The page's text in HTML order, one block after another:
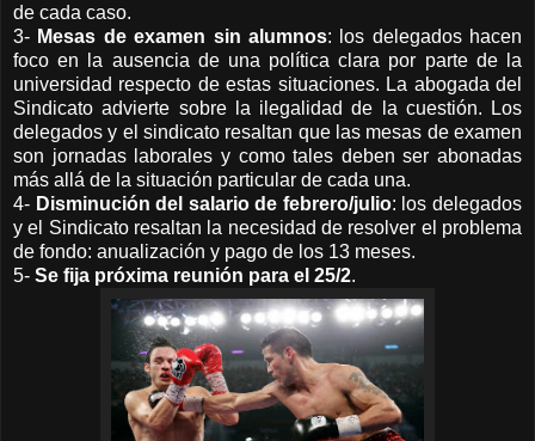
de cada caso.
3- Mesas de examen sin alumnos: los delegados hacen
foco en la ausencia de una política clara por parte de la
universidad respecto de estas situaciones. La abogada del
Sindicato advierte sobre la ilegalidad de la cuestión. Los
delegados y el sindicato resaltan que las mesas de examen
son jornadas laborales y como tales deben ser abonadas
más allá de la situación particular de cada una.
4- Disminución del salario de febrero/julio: los delegados
y el Sindicato resaltan la necesidad de resolver el problema
de fondo: anualización y pago de los 13 meses.
5- Se fija próxima reunión para el 25/2.